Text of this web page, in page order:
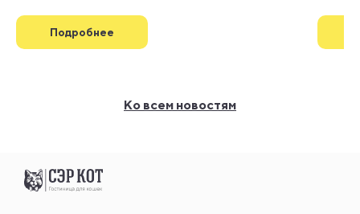
Подробнее
Ко всем новостям